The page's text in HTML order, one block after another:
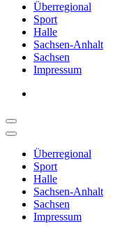
Überregional
Sport
Halle
Sachsen-Anhalt
Sachsen
Impressum
Überregional
Sport
Halle
Sachsen-Anhalt
Sachsen
Impressum